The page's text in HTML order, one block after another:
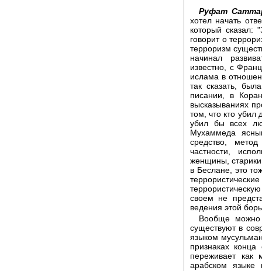
Руфат
хотел начать
который сказал:
говорит о
терроризм
начинал
известно, с
ислама в
так сказать,
писании, в
высказываниях
том, что кто убил
убил бы всех
Мухаммеда
средство,
частности,
женщины,
в Беслане, это
своем не
ведения этой
Вообще можно
существуют в
языком
признаках
переживает как
арабском языке